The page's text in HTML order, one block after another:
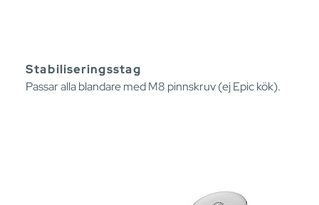
Stabiliseringsstag
Passar alla blandare med M8 pinnskruv (ej Epic kök).